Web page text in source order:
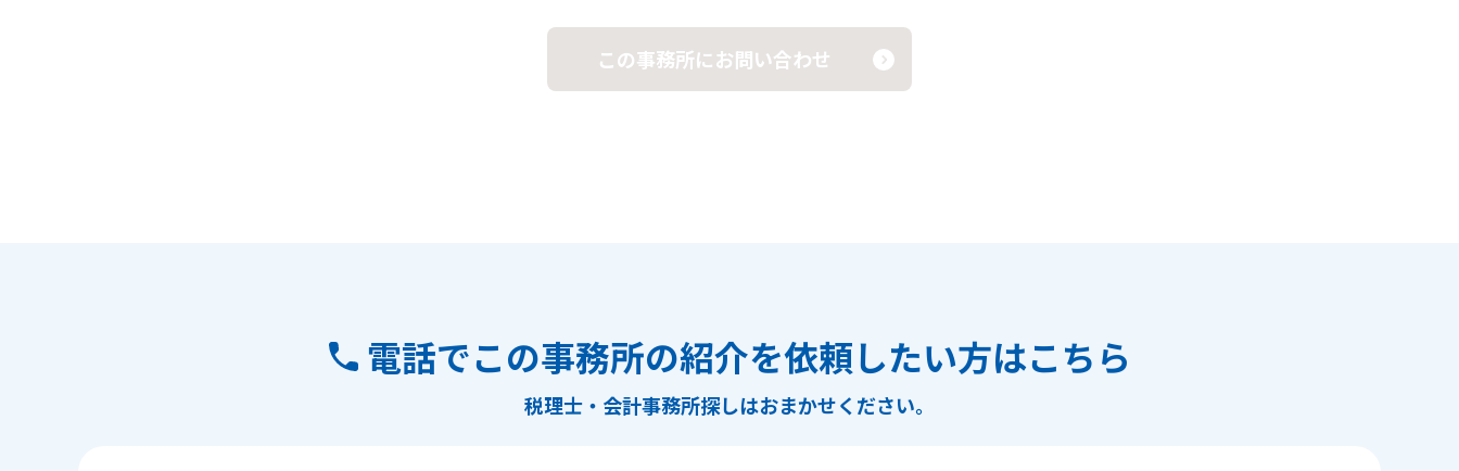
この事務所にお問い合わせ
電話でこの事務所の紹介を依頼したい方はこちら
税理士・会計事務所探しはおまかせください。